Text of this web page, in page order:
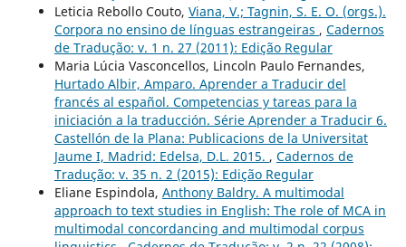
Leticia Rebollo Couto, Viana, V.; Tagnin, S. E. O. (orgs.).
Corpora no ensino de línguas estrangeiras , Cadernos
de Tradução: v. 1 n. 27 (2011): Edição Regular
Maria Lúcia Vasconcellos, Lincoln Paulo Fernandes,
Hurtado Albir, Amparo. Aprender a Traducir del
francés al español. Competencias y tareas para la
iniciación a la traducción. Série Aprender a Traducir 6.
Castellón de la Plana: Publicacions de la Universitat
Jaume I, Madrid: Edelsa, D.L. 2015. , Cadernos de
Tradução: v. 35 n. 2 (2015): Edição Regular
Eliane Espindola, Anthony Baldry. A multimodal
approach to text studies in English: The role of MCA in
multimodal concordancing and multimodal corpus